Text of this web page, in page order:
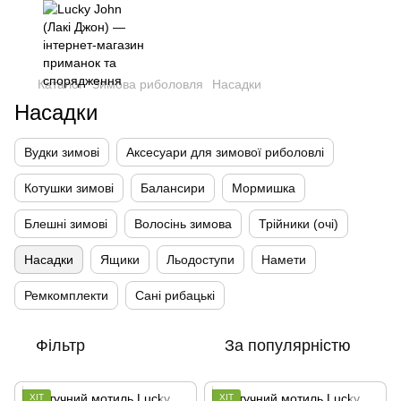
Каталог Зимова риболовля Насадки
Насадки
Вудки зимові Аксесуари для зимової риболовлі
Котушки зимові Балансири Мормишка
Блешні зимові Волосінь зимова Трійники (очі)
Насадки Ящики Льодоступи Намети
Ремкомплекти Сані рибацькі
Фільтр За популярністю
ХІТ ХІТ